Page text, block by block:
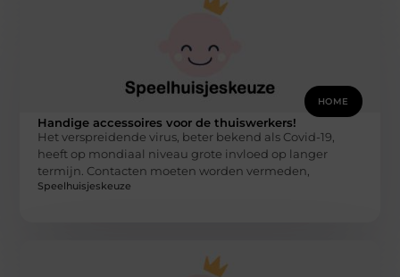
HOME
Handige accessoires voor de thuiswerkers!
Het verspreidende virus, beter bekend als Covid-19,
heeft op mondiaal niveau grote invloed op langer
termijn. Contacten moeten worden vermeden,
Speelhuisjeskeuze